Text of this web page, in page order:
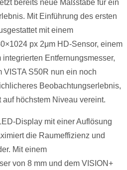
bereits neue Maßstäbe für ein
Mit Einführung des ersten
mit einem
px 2μm HD-Sensor, einem
Entfernungsmesser,
VISTA S50R nun ein noch
Beobachtungserlebnis,
höchstem Niveau vereint.
Display mit einer Auflösung
die Raumeffizienz und
Mit einem
von 8 mm und dem VISION+